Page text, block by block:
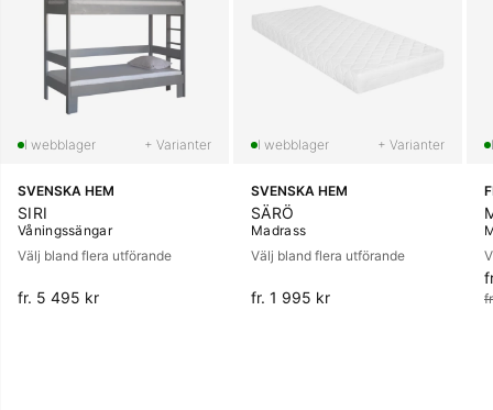
+ Varianter
SVENSKA HEM
SIRI
Våningssängar
Välj bland flera utförande
fr. 5 495 kr
+ Varianter
SVENSKA HEM
SÄRÖ
Madrass
Välj bland flera utförande
fr. 1 995 kr